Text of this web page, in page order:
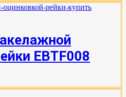
EBTF008